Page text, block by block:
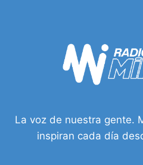
La voz de nuestra gente.
inspiran cada día